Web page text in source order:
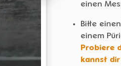
einen
Bitte einen
einem
Probiere
kannst